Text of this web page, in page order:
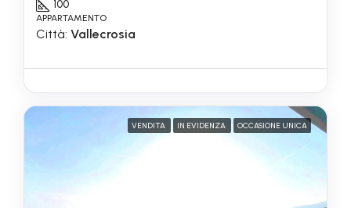
100
APPARTAMENTO
Città: Vallecrosia
VENDITA IN EVIDENZA OCCASIONE UNICA